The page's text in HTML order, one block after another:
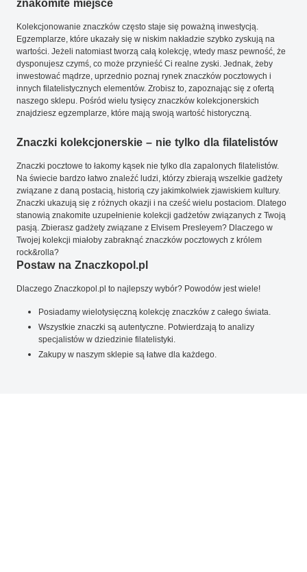
znakomite miejsce
Kolekcjonowanie znaczków często staje się poważną inwestycją.
Egzemplarze, które ukazały się w niskim nakładzie szybko zyskują na
wartości. Jeżeli natomiast tworzą całą kolekcję, wtedy masz pewność, że
dysponujesz czymś, co może przynieść Ci realne zyski. Jednak, żeby
inwestować mądrze, uprzednio poznaj rynek znaczków pocztowych i
innych filatelistycznych elementów. Zrobisz to, zapoznając się z ofertą
naszego sklepu. Pośród wielu tysięcy znaczków kolekcjonerskich
znajdziesz egzemplarze, które mają swoją wartość historyczną.
Znaczki kolekcjonerskie – nie tylko dla filatelistów
Znaczki pocztowe to łakomy kąsek nie tylko dla zapalonych filatelistów.
Na świecie bardzo łatwo znaleźć ludzi, którzy zbierają wszelkie gadżety
związane z daną postacią, historią czy jakimkolwiek zjawiskiem kultury.
Znaczki ukazują się z różnych okazji i na cześć wielu postaciom. Dlatego
stanowią znakomite uzupełnienie kolekcji gadżetów związanych z Twoją
pasją. Zbierasz gadżety związane z Elvisem Presleyem? Dlaczego w
Twojej kolekcji miałoby zabraknąć znaczków pocztowych z królem
rock&rolla?
Postaw na Znaczkopol.pl
Dlaczego Znaczkopol.pl to najlepszy wybór? Powodów jest wiele!
Posiadamy wielotysięczną kolekcję znaczków z całego świata.
Wszystkie znaczki są autentyczne. Potwierdzają to analizy
specjalistów w dziedzinie filatelistyki.
Zakupy w naszym sklepie są łatwe dla każdego.